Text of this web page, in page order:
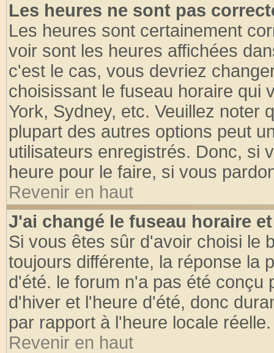
Les heures ne sont pas
Les heures sont certainement
voir sont les heures affichées
c'est le cas, vous devriez
choisissant le fuseau horaire qui
York, Sydney, etc. Veuillez noter
plupart des autres options peut
utilisateurs enregistrés. Donc, si
heure pour le faire, si vous
Revenir en haut
J'ai changé le fuseau horaire
Si vous êtes sûr d'avoir choisi le
toujours différente, la réponse la
d'été. le forum n'a pas été conçu
d'hiver et l'heure d'été, donc
par rapport à l'heure locale réelle.
Revenir en haut